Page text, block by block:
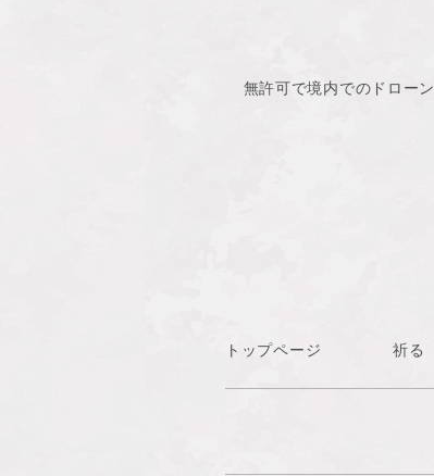
無許可で境内でのドロー
トップページ 祈る